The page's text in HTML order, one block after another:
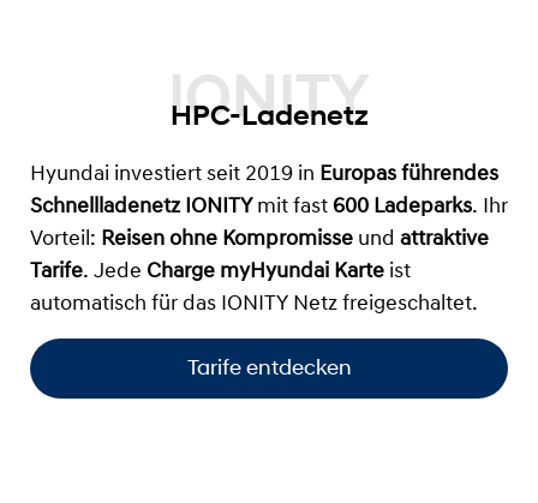
HPC-Ladenetz
Hyundai investiert seit 2019 in Europas führendes
Schnellladenetz IONITYmit fast 600 Ladeparks. Ihr
Vorteil: Reisen ohne Kompromisse und attraktive
Tarife. Jede Charge myHyundai Karte ist
automatisch für das IONITY Netz freigeschaltet.
Tarife entdecken